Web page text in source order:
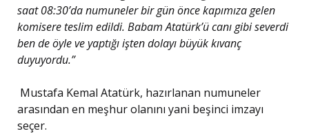
saat 08:30’da numuneler bir gün önce kapımıza gelen
komisere teslim edildi. Babam Atatürk’ü canı gibi severdi
ben de öyle ve yaptığı işten dolayı büyük kıvanç
duyuyordu.”
Mustafa Kemal Atatürk, hazırlanan numuneler
arasından en meşhur olanını yani beşinci imzayı
seçer.